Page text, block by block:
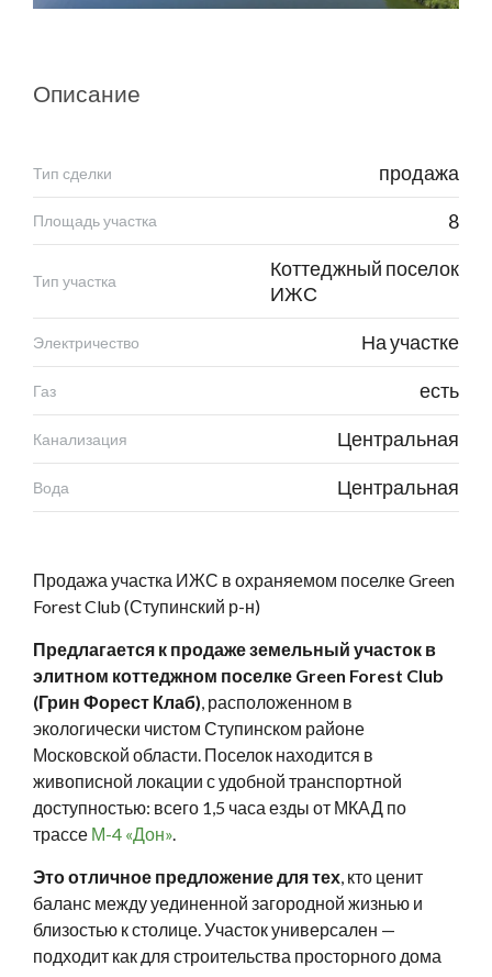
Описание
Тип сделки продажа
Площадь участка 8
Тип участка
Коттеджный поселок
ИЖС
Электричество На участке
Газ есть
Канализация Центральная
Вода Центральная
Продажа участка ИЖС в охраняемом поселке Green
Forest Club (Ступинский р-н)
Предлагается к продаже земельный участок в
элитном коттеджном поселке Green Forest Club
(Грин Форест Клаб) , расположенном в
экологически чистом Ступинском районе
Московской области. Поселок находится в
живописной локации с удобной транспортной
доступностью: всего 1,5 часа езды от МКАД по
трассе М-4 «Дон»
Это отличное предложение для тех , кто ценит
баланс между уединенной загородной жизнью и
близостью к столице. Участок универсален —
подходит как для строительства просторного дома